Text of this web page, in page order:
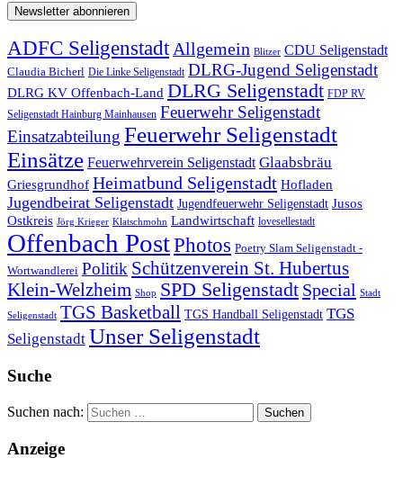
ADFC SeligenstadtAllgemein Blitzer CDU Seligenstadt
Claudia Bicherl Die Linke Seligenstadt DLRG-Jugend Seligenstadt
DLRG KV Offenbach-Land DLRG Seligenstadt FDP RV
Seligenstadt Hainburg Mainhausen Feuerwehr Seligenstadt
Einsatzabteilung Feuerwehr Seligenstadt
Einsätze Feuerwehrverein Seligenstadt Glaabsbräu
Griesgrundhof Heimatbund Seligenstadt Hofladen
Jugendbeirat Seligenstadt Jugendfeuerwehr Seligenstadt Jusos
Ostkreis Jörg Krieger Klatschmohn Landwirtschaft lovesellestadt
Offenbach PostPhotos Poetry Slam Seligenstadt -
Wortwandlerei Politik Schützenverein St. Hubertus
Klein-Welzheim Shop SPD Seligenstadt Special Stadt
Seligenstadt TGS Basketball TGS Handball Seligenstadt TGS
Seligenstadt Unser Seligenstadt
Suche
Suchen nach:
Anzeige